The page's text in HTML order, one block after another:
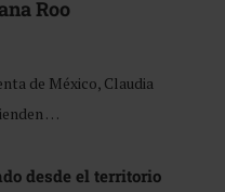
Roo
de México, Claudia
…
desde el territorio